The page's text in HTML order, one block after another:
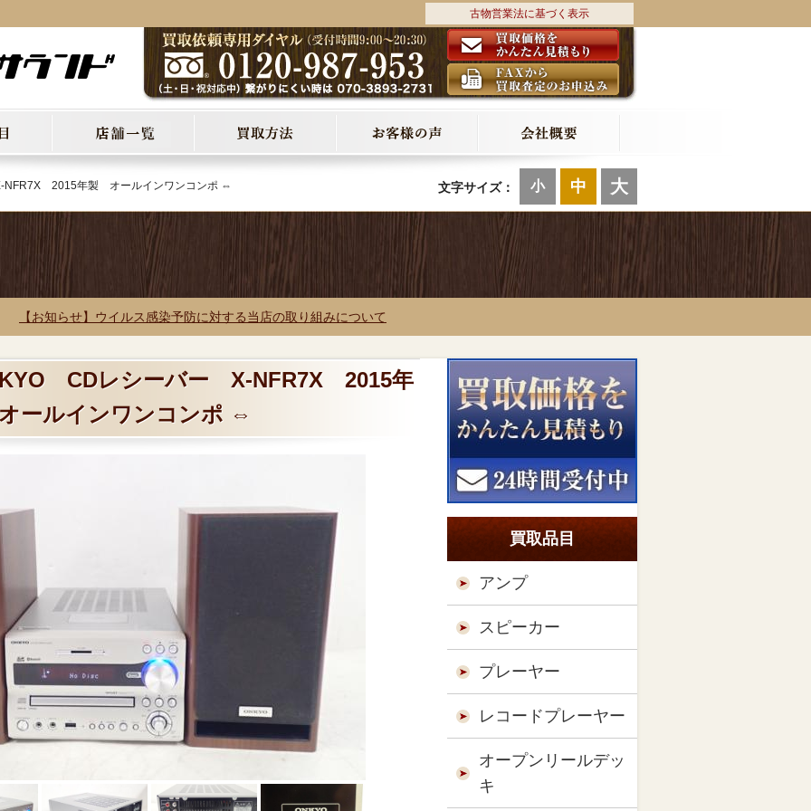
古物営業法に基づく表示
文字サイズ： 小 中 大
2015年製 オールインワンコンポ ⇔
【お知らせ】ウイルス感染予防に対する当店の取り組みについて
CDレシーバー X-NFR7X 2015年
ールインワンコンポ ⇔
買取品目
アンプ
スピーカー
プレーヤー
レコードプレーヤー
オープンリールデッ
キ